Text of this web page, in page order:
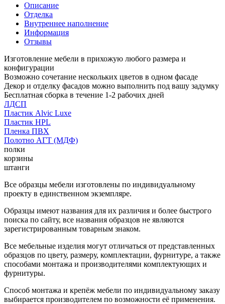
Описание
Отделка
Внутреннее наполнение
Информация
Отзывы
Изготовление мебели в прихожую любого размера и
конфигурации
Возможно сочетание нескольких цветов в одном фасаде
Декор и отделку фасадов можно выполнить под вашу задумку
Бесплатная сборка в течение 1-2 рабочих дней
ЛДСП
Пластик Alvic Luxe
Пластик HPL
Пленка ПВХ
Полотно АГТ (МДФ)
полки
корзины
штанги
Все образцы мебели изготовлены по индивидуальному
проекту в единственном экземпляре.
Образцы имеют названия для их различия и более быстрого
поиска по сайту, все названия образцов не являются
зарегистрированным товарным знаком.
Все мебельные изделия могут отличаться от представленных
образцов по цвету, размеру, комплектации, фурнитуре, а также
способами монтажа и производителями комплектующих и
фурнитуры.
Способ монтажа и крепёж мебели по индивидуальному заказу
выбирается производителем по возможности её применения.